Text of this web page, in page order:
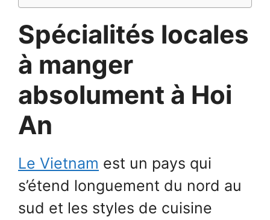
Spécialités locales
à manger
absolument à Hoi
An
Le Vietnam est un pays qui
s’étend longuement du nord au
sud et les styles de cuisine